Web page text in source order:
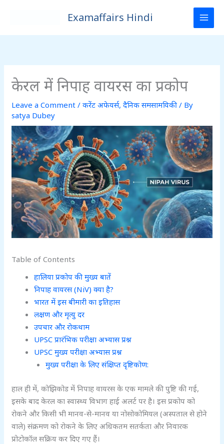
Examaffairs Hindi
केरल में निपाह वायरस का प्रकोप
Leave a Comment /करेंट अफेयर्स,दैनिक समसामयिकी / By
satya Dubey
Table of Contents
हालिया प्रकोप की मुख्य बातें
निपाह वायरस (NiV) क्या है?
भारत में इस बीमारी का इतिहास
लक्षण और मृत्यु दर
उपचार और रोकथाम
UPSC प्रारंभिक परीक्षा अभ्यास प्रश्न
UPSC मुख्य परीक्षा अभ्यास प्रश्न
मुख्य परीक्षा के लिए संक्षिप्त दृष्टिकोण:
हाल ही में, कोझिकोड में निपाह वायरस के एक मामले की पुष्टि की गई,
इसके बाद केरल का स्वास्थ्य विभाग हाई अलर्ट पर है। इस प्रकोप को
रोकने और किसी भी मानव-से-मानव या नोसोकोमियल (अस्पताल से होने
वाले) संक्रमण को रोकने के लिए अधिकतम सतर्कता और निवारक
प्रोटोकॉल सक्रिय कर दिए गए हैं।